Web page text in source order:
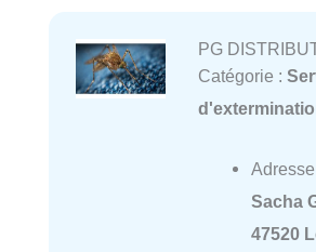
PG
Catégorie :
Sacha
47520